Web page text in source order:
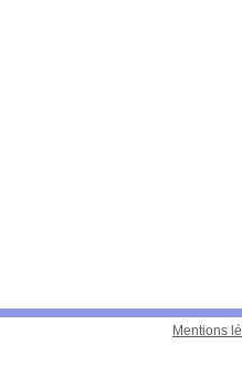
Mentions